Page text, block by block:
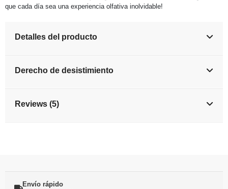
que cada día sea una experiencia olfativa inolvidable!
Detalles del producto
Derecho de desistimiento
Reviews (5)
Envío rápido